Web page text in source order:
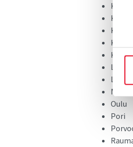
valinta
Kajaani
Kotka
Lahti
Mikkeli
Oulu
Pori